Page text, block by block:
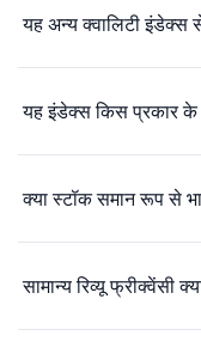
केपीआईटी टेक...
यह अन्य क्वालिटी
यह इंडेक्स किस प्रकार
क्या स्टॉक समान रूप से
सामान्य रिव्यू फ्रीक्वेंसी